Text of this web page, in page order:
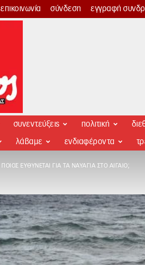
επικοινωνία σύνδεση εγγραφή
συνεντεύξεις πολιτική
λάβαμε ενδιαφέροντα
ΠΟΙΟΣ ΕΥΘΎΝΕΤΑΙ ΓΙΑ ΤΑ ΝΑΥΆΓΙΑ ΣΤΟ ΑΙΓΑΊΟ;